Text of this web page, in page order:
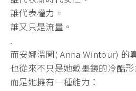
誰代表權力。
誰又只是流量。
.
而安娜溫圖( Anna Wintour) 的
也從來不只是她戴墨鏡的冷酷形
而是她擁有一種能力：